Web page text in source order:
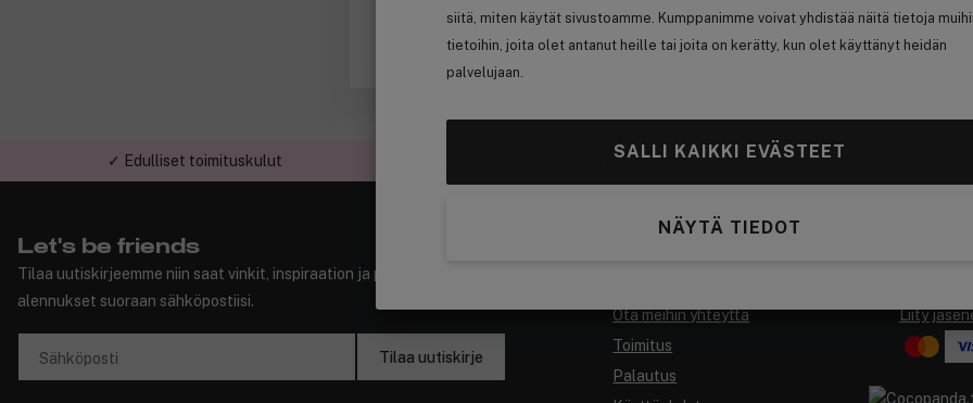
siitä, miten käytät sivustoamme. Kumppanimme voivat yhdistää näitä tietoja
tietoihin, joita olet antanut heille tai joita on kerätty, kun olet käyttänyt heidän
palvelujaan.
SALLI KAIKKI EVÄSTEET
NÄYTÄ TIEDOT
✓ Edulliset toimituskulut ✓ Nopea toimitus 1-5 arkipäivää ✓ Turvallinen
Let's be friends
Tilaa uutiskirjeemme niin saat vinkit, inspiraation ja parhaat
alennukset suoraan sähköpostiisi.
Sähköposti Tilaa uutiskirje
Ota meihin yhteyttä
Toimitus
Palautus
Liity